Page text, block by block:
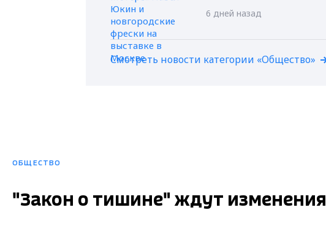
6 дней назад
Смотреть новости категории «Общество»
ОБЩЕСТВО
"Закон о тишине" ждут изменения